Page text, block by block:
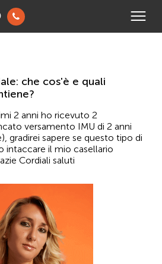
che cos'è e quali
2 anni ho ricevuto 2
versamento IMU di 2 anni
gradirei sapere se questo tipo di
intaccare il mio casellario
Cordiali saluti